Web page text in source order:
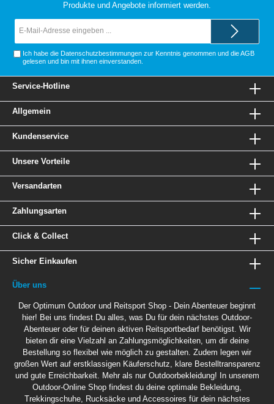
Produkte und Angebote informiert werden.
Ich habe die Datenschutzbestimmungen zur Kenntnis genommen und dieAGB
gelesen und bin mit ihnen einverstanden.
Service-Hotline
Allgemein
Kundenservice
Unsere Vorteile
Versandarten
Zahlungsarten
Click & Collect
Sicher Einkaufen
Über uns
Der Optimum Outdoor und Reitsport Shop - Dein Abenteuer beginnt
hier! Bei uns findest Du alles, was Du für dein nächstes Outdoor-
Abenteuer oder für deinen aktiven Reitsportbedarf benötigst. Wir
bieten dir eine Vielzahl an Zahlungsmöglichkeiten, um dir deine
Bestellung so flexibel wie möglich zu gestalten. Zudem legen wir
großen Wert auf erstklassigen Käuferschutz, klare Bestelltransparenz
und gute Erreichbarkeit. Mehr als nur Outdoorbekleidung! In unserem
Outdoor-Online Shop findest du deine optimale Bekleidung,
Trekkingschuhe, Rucksäcke und Accessoires für dein nächstes